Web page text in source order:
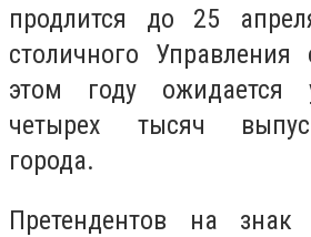
продлится до 25
столичного Управления
этом году ожидается
четырех тысяч
города.
Претендентов на знак